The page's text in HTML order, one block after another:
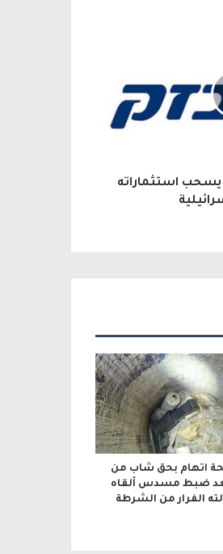
يسحب استثماراته
اتهام بحق شاب من
ضبط مسدس ألقاه
الفرار من الشرطة